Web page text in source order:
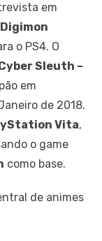
em
Digimon
o PS4. O
​​Sleuth –
em
de 2018.
Vita,
o game
como base.
de animes